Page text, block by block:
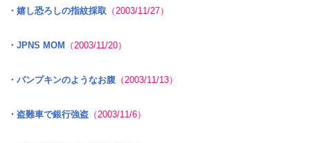
・嬉し恐ろしの指紋採取 （2003/11/27）
・JPNS MOM （2003/11/20）
・パンプキンのようなお腹（2003/11/13）
・盗難車で銀行強盗（2003/11/6）